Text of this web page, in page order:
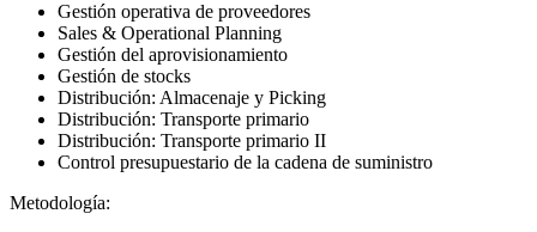
Gestión operativa de proveedores
Sales & Operational Planning
Gestión del aprovisionamiento
Gestión de stocks
Distribución: Almacenaje y Picking
Distribución: Transporte primario
Distribución: Transporte primario II
Control presupuestario de la cadena de suministro
Metodología: